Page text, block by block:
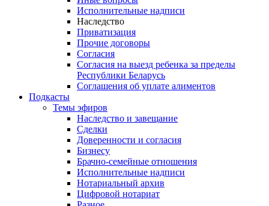
Исполнительные надписи
Наследство
Приватизация
Прочие договоры
Согласия
Согласия на выезд ребенка за пределы
Республики Беларусь
Соглашения об уплате алиментов
Подкасты
Темы эфиров
Наследство и завещание
Сделки
Доверенности и согласия
Бизнесу
Брачно-семейные отношения
Исполнительные надписи
Нотариальный архив
Цифровой нотариат